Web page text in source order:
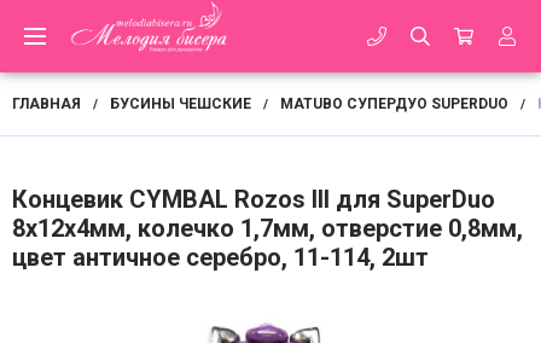
ГЛАВНАЯ / БУСИНЫ ЧЕШСКИЕ / MATUBO СУПЕРДУО SUPERDUO /
Концевик CYMBAL Rozos III для SuperDuo
8х12х4мм, колечко 1,7мм, отверстие 0,8мм,
цвет античное серебро, 11-114, 2шт